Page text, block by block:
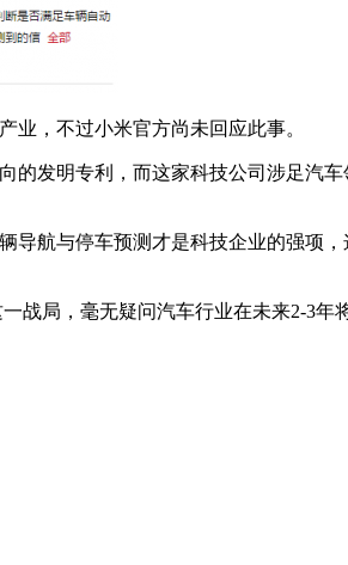
业，不过小米官方尚未回应此事。
的发明专利，而这家科技公司涉足汽
导航与停车预测才是科技企业的强项
局，毫无疑问汽车行业在未来2-3年